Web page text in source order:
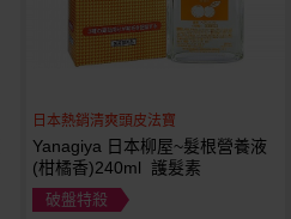
日本熱銷清爽頭皮法寶
Yanagiya 日本柳屋~髮根營養液
(柑橘香)240ml 護髮素
破盤特殺